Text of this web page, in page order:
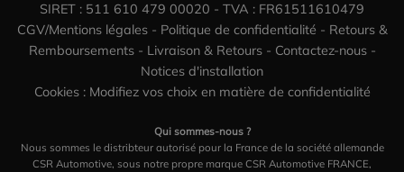
SIRET : 511 610 479 00020 - TVA : FR61511610479
CGV/Mentions légales- Politique de confidentialité - Retours &
Remboursements- Livraison & Retours- Contactez-nous-
Notices d'installation
Cookies : Modifiez vos choix en matière de confidentialité
Qui sommes-nous ?
Nous sommes le distribteur autorisé pour la France de la société allemande
CSR Automotive, sous notre propre marque CSR Automotive FRANCE,